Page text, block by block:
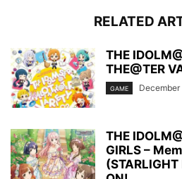
RELATED
THE
THE@TER
GAME December
THE
GIRLS –